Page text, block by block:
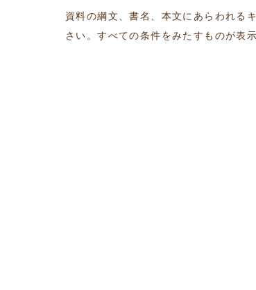
資料の綱文、書名、本文にあらわれる
さい。すべての条件をみたすものが表